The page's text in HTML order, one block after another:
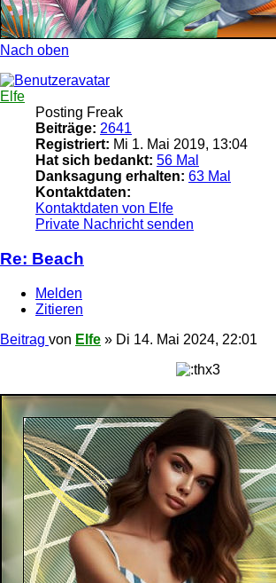
Nach oben
Elfe
Posting Freak
Beiträge: 2641
Registriert: Mi 1. Mai 2019, 13:04
Hat sich bedankt: 56 Mal
Danksagung erhalten: 63 Mal
Kontaktdaten:
Kontaktdaten von Elfe
Private Nachricht senden
Re: Beach
Melden
Zitieren
Beitrag von Elfe » Di 14. Mai 2024, 22:01